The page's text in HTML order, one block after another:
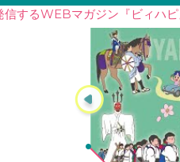
するWEBマガジン『ビィハピ